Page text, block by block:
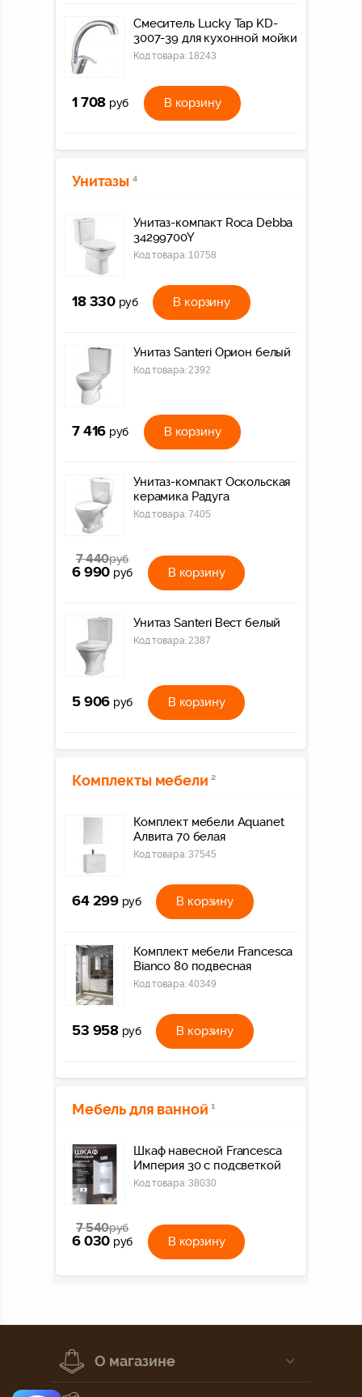
Смеситель Lucky Tap KD-
3007-39 для кухонной мойки
Код товара: 18243
1 708 руб В корзину
Унитазы 4
Унитаз-компакт Roca Debba
34299700Y
Код товара: 10758
18 330 руб В корзину
Унитаз Santeri Орион белый
Код товара:2392
7 416 руб В корзину
Унитаз-компакт Оскольская
керамика Радуга
Код товара:7405
7 440руб
6 990 руб В корзину
Унитаз Santeri Вест белый
Код товара:2387
5 906 руб В корзину
Комплекты мебели 2
Комплект мебели Aquanet
Алвита 70 белая
Код товара:37545
64 299 руб В корзину
Комплект мебели Francesca
Bianco 80 подвесная
Код товара:40349
53 958 руб В корзину
Мебель для ванной 1
Шкаф навесной Francesca
Империя 30 с подсветкой
Код товара:38030
7 540руб
6 030 руб В корзину
О магазине